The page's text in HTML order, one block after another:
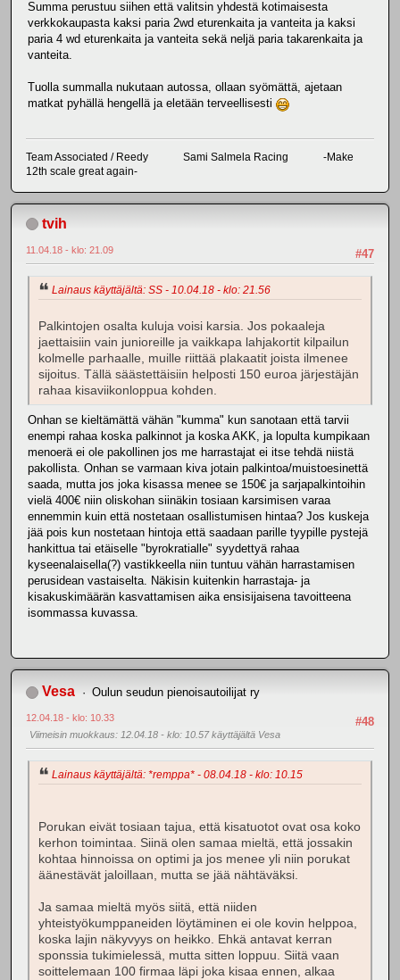
Summa perustuu siihen että valitsin yhdestä kotimaisesta
verkkokaupasta kaksi paria 2wd eturenkaita ja vanteita ja kaksi
paria 4 wd eturenkaita ja vanteita sekä neljä paria takarenkaita ja
vanteita.
Tuolla summalla nukutaan autossa, ollaan syömättä, ajetaan
matkat pyhällä hengellä ja eletään terveellisesti
Team Associated / Reedy Sami Salmela Racing -Make
12th scale great again-
tvih
#47
11.04.18 - klo: 21.09
Lainaus käyttäjältä: SS - 10.04.18 - klo: 21.56
Palkintojen osalta kuluja voisi karsia. Jos pokaaleja
jaettaisiin vain junioreille ja vaikkapa lahjakortit kilpailun
kolmelle parhaalle, muille riittää plakaatit joista ilmenee
sijoitus. Tällä säästettäisiin helposti 150 euroa järjestäjän
rahaa kisaviikonloppua kohden.
Onhan se kieltämättä vähän "kumma" kun sanotaan että tarvii
enempi rahaa koska palkinnot ja koska AKK, ja lopulta kumpikaan
menoerä ei ole pakollinen jos me harrastajat ei itse tehdä niistä
pakollista. Onhan se varmaan kiva jotain palkintoa/muistoesinettä
saada, mutta jos joka kisassa menee se 150€ ja sarjapalkintoihin
vielä 400€ niin oliskohan siinäkin tosiaan karsimisen varaa
ennemmin kuin että nostetaan osallistumisen hintaa? Jos kuskeja
jää pois kun nostetaan hintoja että saadaan parille tyypille pystejä
hankittua tai etäiselle "byrokratialle" syydettyä rahaa
kyseenalaisella(?) vastikkeella niin tuntuu vähän harrastamisen
perusidean vastaiselta. Näkisin kuitenkin harrastaja- ja
kisakuskimäärän kasvattamisen aika ensisijaisena tavoitteena
isommassa kuvassa.
Vesa Oulun seudun pienoisautoilijat ry
#48
12.04.18 - klo: 10.33
Viimeisin muokkaus: 12.04.18 - klo: 10.57 käyttäjältä Vesa
Lainaus käyttäjältä: *remppa* - 08.04.18 - klo: 10.15
Porukan eivät tosiaan tajua, että kisatuotot ovat osa koko
kerhon toimintaa. Siinä olen samaa mieltä, että jossakin
kohtaa hinnoissa on optimi ja jos menee yli niin porukat
äänestävät jaloillaan, mutta se jää nähtäväksi.
Ja samaa mieltä myös siitä, että niiden
yhteistyökumppaneiden löytäminen ei ole kovin helppoa,
koska lajin näkyvyys on heikko. Ehkä antavat kerran
sponssia tukimielessä, mutta sitten loppuu. Siitä vaan
soittelemaan 100 firmaa läpi joka kisaa ennen, alkaa